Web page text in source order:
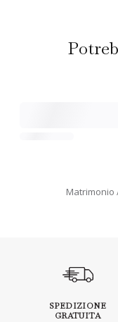
Matrimonio
SPEDIZIONE
GRATUITA